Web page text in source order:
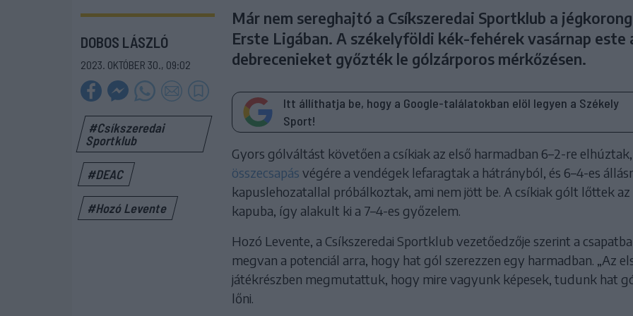
DOBOS LÁSZLÓ
2023. OKTÓBER 30., 09:02
#Csíkszeredai
Sportklub
#DEAC
#Hozó Levente
Már nem sereghajtó a Csíkszeredai Sportklub a jégkorong
Erste Ligában. A székelyföldi kék-fehérek vasárnap este
debrecenieket győzték le gólzárporos mérkőzésen.
Itt állíthatja be, hogy a Google-találatokban elöl legyen a Székely
Sport!
Gyors gólváltást követően a csíkiak az első harmadban 6–2-re
összecsapás végére a vendégek lefaragtak a hátrányból, és 6–4-es
kapuslehozatallal próbálkoztak, ami nem jött be. A csíkiak gólt lőttek az
kapuba, így alakult ki a 7–4-es győzelem.
Hozó Levente, a Csíkszeredai Sportklub vezetőedzője szerint a
megvan a potenciál arra, hogy hat gól szerezzen egy harmadban. „Az
játékrészben megmutattuk, hogy mire vagyunk képesek, tudunk hat
lőni.